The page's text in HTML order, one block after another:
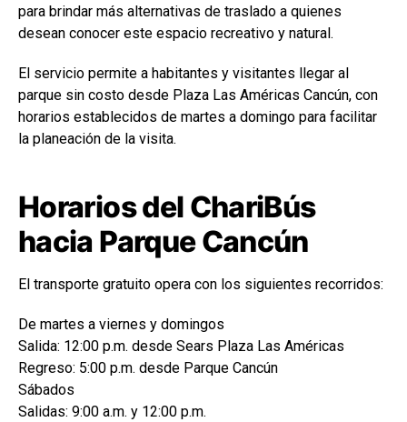
para brindar más alternativas de traslado a quienes
desean conocer este espacio recreativo y natural.
El servicio permite a habitantes y visitantes llegar al
parque sin costo desde Plaza Las Américas Cancún, con
horarios establecidos de martes a domingo para facilitar
la planeación de la visita.
Horarios del ChariBús
hacia Parque Cancún
El transporte gratuito opera con los siguientes recorridos:
De martes a viernes y domingos
Salida: 12:00 p.m. desde Sears Plaza Las Américas
Regreso: 5:00 p.m. desde Parque Cancún
Sábados
Salidas: 9:00 a.m. y 12:00 p.m.